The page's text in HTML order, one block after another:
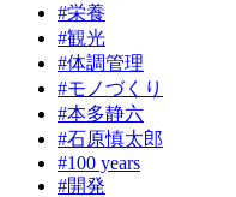
#栄養
#観光
#体調管理
#モノづくり
#本多静六
#石原慎太郎
#100 years
#開発